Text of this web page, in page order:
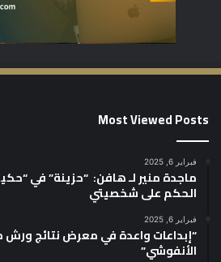
Most Viewed Posts
فبراير 6, 2025
ماجدة منير لـ هافن: “حزينة” في
الحكم على شخصيتي
فبراير 6, 2025
“إبداعات واعدة في معرض نتائج
الأنفوشي”